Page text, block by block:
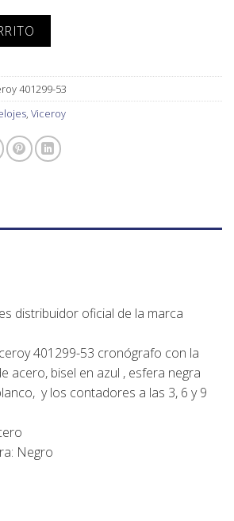
401299-53
, Viceroy
distribuidor oficial de la marca
401299-53 cronógrafo con la
acero, bisel en azul , esfera negra
y los contadores a las 3, 6 y 9
Negro